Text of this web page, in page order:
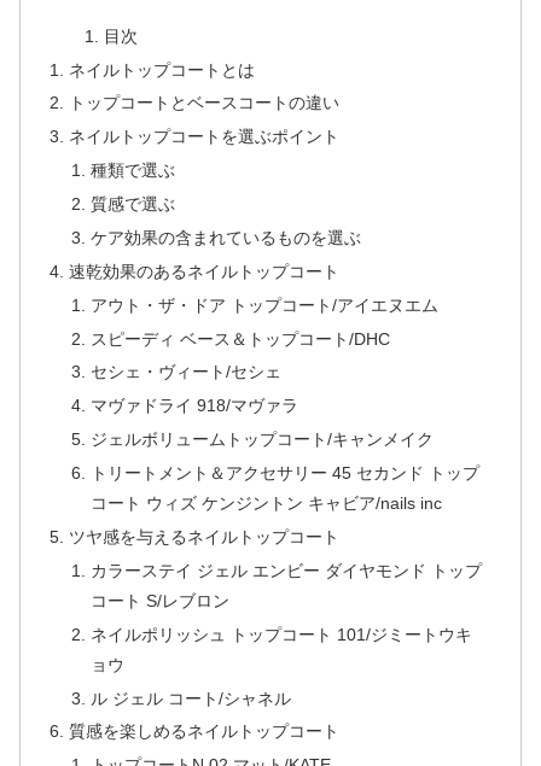
目次
ネイルトップコートとは
トップコートとベースコートの違い
ネイルトップコートを選ぶポイント
種類で選ぶ
質感で選ぶ
ケア効果の含まれているものを選ぶ
速乾効果のあるネイルトップコート
アウト・ザ・ドア トップコート/アイエヌエム
スピーディ ベース＆トップコート/DHC
セシェ・ヴィート/セシェ
マヴァドライ 918/マヴァラ
ジェルボリュームトップコート/キャンメイク
トリートメント＆アクセサリー 45 セカンド トップ
コート ウィズ ケンジントン キャビア/nails inc
ツヤ感を与えるネイルトップコート
カラーステイ ジェル エンビー ダイヤモンド トップ
コート S/レブロン
ネイルポリッシュ トップコート 101/ジミートウキ
ョウ
ル ジェル コート/シャネル
質感を楽しめるネイルトップコート